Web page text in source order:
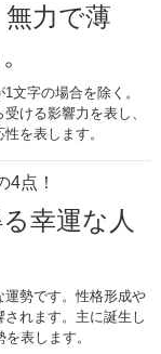
力で薄
文字の場合を除く。
ける影響力を表し、
を表します。
4点！
幸運な人
勢です。性格形成や
れます。主に誕生し
表します。